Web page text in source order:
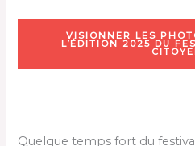
VISIONNER LES
L’ÉDITION 2025 DU
Quelque temps fort du